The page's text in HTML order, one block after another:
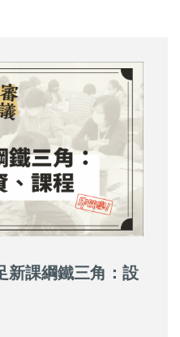
新課綱鐵三角：設